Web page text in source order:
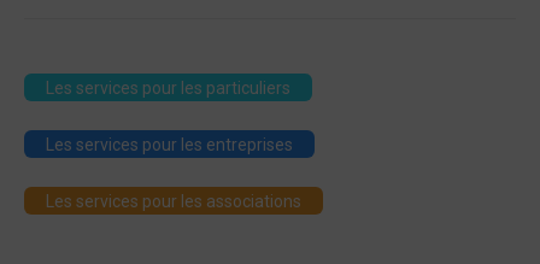
Les services pour les particuliers
Les services pour les entreprises
Les services pour les associations